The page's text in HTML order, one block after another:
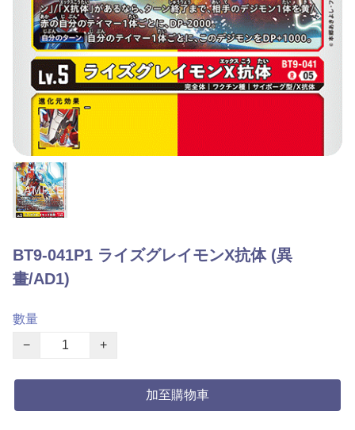
BT9-041P1 ライズグレイモンX抗体 (異
畫/AD1)
數量
−
+
加至購物車